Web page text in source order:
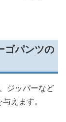
ゴパンツの
ジッパーなど
えます。